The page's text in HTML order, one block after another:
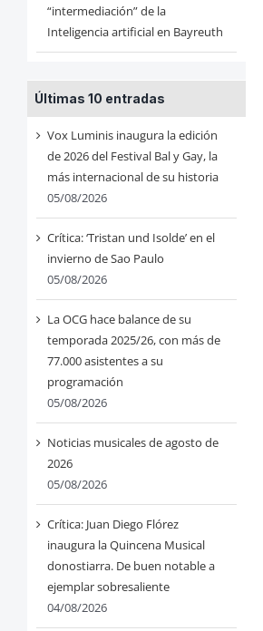
“intermediación” de la
Inteligencia artificial en Bayreuth
Últimas 10 entradas
Vox Luminis inaugura la edición
de 2026 del Festival Bal y Gay, la
más internacional de su historia
05/08/2026
Crítica: ‘Tristan und Isolde’ en el
invierno de Sao Paulo
05/08/2026
La OCG hace balance de su
temporada 2025/26, con más de
77.000 asistentes a su
programación
05/08/2026
Noticias musicales de agosto de
2026
05/08/2026
Crítica: Juan Diego Flórez
inaugura la Quincena Musical
donostiarra. De buen notable a
ejemplar sobresaliente
04/08/2026